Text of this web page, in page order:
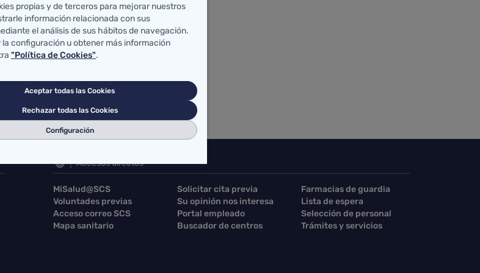
Accesos directos
MiSalud@SCS Solicitar cita previa
Farmacias de guardia
Voluntades previas
Su opinión nos interesa
Lista de espera
Acceso correo SCS
Portal empleado
Selección de personal
Mapa sanitario
Buscador de centros Trámites y servicios
propias y de terceros para mejorar nuestros
información relacionada con sus
el análisis de sus hábitos de navegación.
la configuración u obtener más información
"Política de Cookies".
Aceptar todas las Cookies
Rechazar todas las Cookies
Configuración